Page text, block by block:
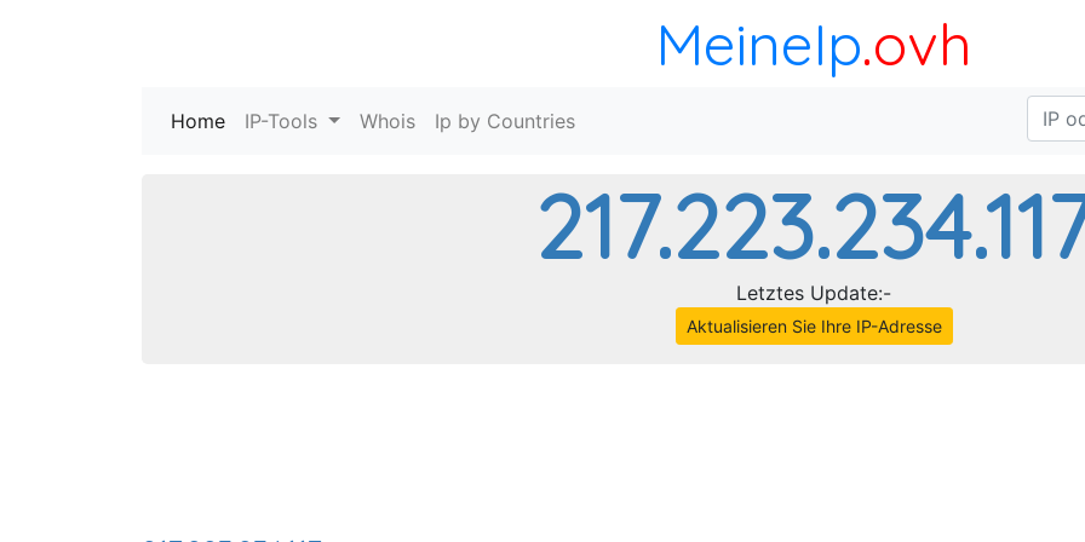
MeineIp.ovh
Home (current)
IP-Tools Whois Ip by Countries
Letztes Update:-
Aktualisieren Sie Ihre IP-Adresse